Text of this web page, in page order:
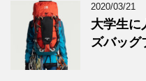
2020/03/21
大学生に
ズバッグ